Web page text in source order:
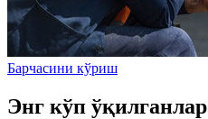
Барчасини кўриш
Энг кўп ўқилганлар